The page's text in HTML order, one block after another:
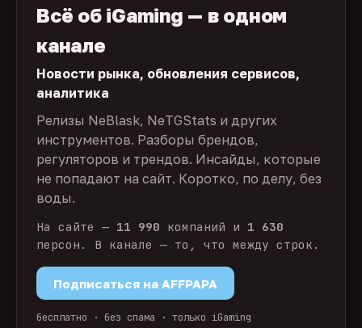
Всё об iGaming — в одном
канале
Новости рынка, обновления сервисов,
аналитика
Релизы NeBlask, NeTGStats и других
инструментов. Разборы брендов,
регуляторов и трендов. Инсайды, которые
не попадают на сайт. Коротко, по делу, без
воды.
На сайте — 11 990 компаний и 1 630
персон. В канале — то, что между строк.
Подписаться на AFFPAPA
бесплатно · без спама · только iGaming